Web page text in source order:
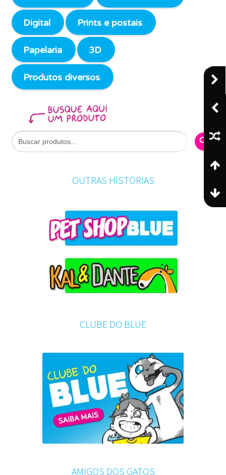
Digital Prints e postais
Papelaria 3D
Produtos diversos
Search
for:
Search
OUTRAS HISTÓRIAS
CLUBE DO BLUE
AMIGOS DOS GATOS